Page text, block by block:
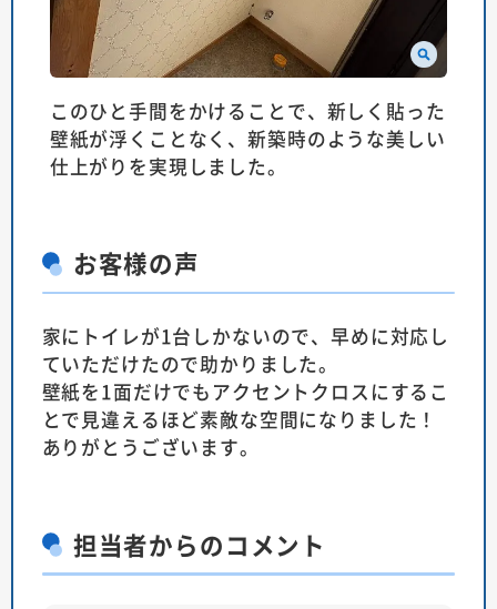
このひと手間をかけることで、新しく貼った
壁紙が浮くことなく、新築時のような美しい
仕上がりを実現しました。
お客様の声
家にトイレが1台しかないので、早めに対応し
ていただけたので助かりました。
壁紙を1面だけでもアクセントクロスにするこ
とで見違えるほど素敵な空間になりました！
ありがとうございます。
担当者からのコメント